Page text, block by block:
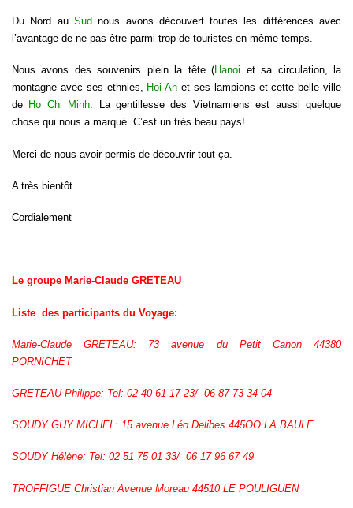
Du Nord au Sud nous avons découvert toutes les différences avec
l’avantage de ne pas être parmi trop de touristes en même temps.
Nous avons des souvenirs plein la tête (Hanoi et sa circulation, la
montagne avec ses ethnies, Hoi An et ses lampions et cette belle ville
de Ho Chi Minh. La gentillesse des Vietnamiens est aussi quelque
chose qui nous a marqué. C’est un très beau pays!
Merci de nous avoir permis de découvrir tout ça.
A très bientôt
Cordialement
Le groupe Marie-Claude GRETEAU
Liste des participants du Voyage:
Marie-Claude GRETEAU: 73 avenue du Petit Canon 44380
PORNICHET
GRETEAU Philippe: Tel: 02 40 61 17 23/ 06 87 73 34 04
SOUDY GUY MICHEL: 15 avenue Léo Delibes 445OO LA BAULE
SOUDY Hélène: Tel: 02 51 75 01 33/ 06 17 96 67 49
TROFFIGUE Christian Avenue Moreau 44510 LE POULIGUEN